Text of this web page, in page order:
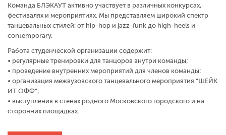
Команда БЛЭКАУТ активно участвует в различных конкурсах,
фестивалях и мероприятиях. Мы представляем широкий спектр
танцевальных стилей: от hip-hop и jazz-funk до high-heels и
contemporary.
Работа студенческой организации содержит:
• регулярные тренировки для танцоров внутри команды;
• проведение внутренних мероприятий для членов команды;
• организация межвузовского танцевального мероприятия “ШЕЙК
ИТ ОФФ”;
• выступления в стенах родного Московского городского и на
сторонних площадках.